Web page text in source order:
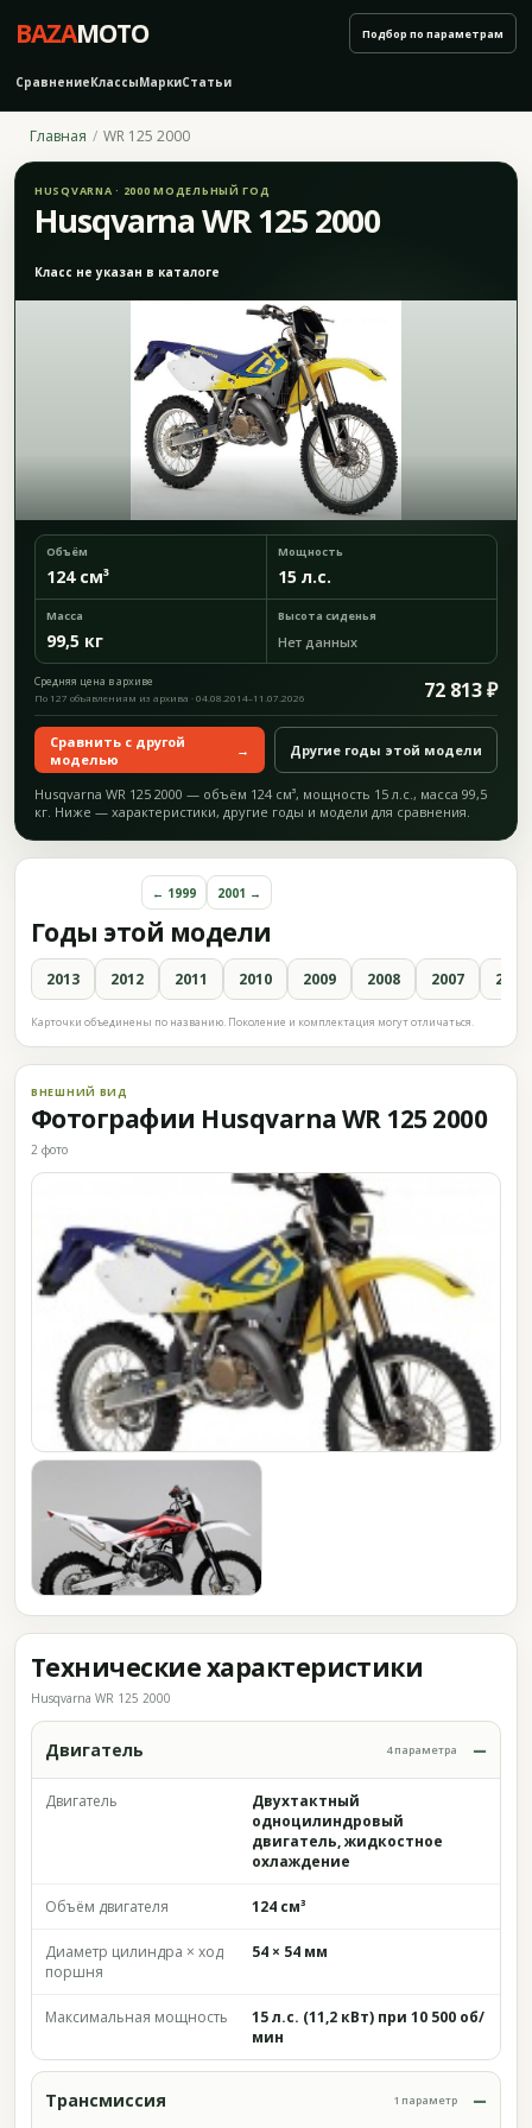
BAZAMOTO
СравнениеКлассыМаркиСтатьи
Подбор по параметрам
Главная WR 125 2000
HUSQVARNA · 2000 МОДЕЛЬНЫЙ ГОД
Husqvarna WR 125 2000
Класс не указан в каталоге
Объём
124 см³
Мощность
15 л.с.
Масса
99,5 кг
Высота сиденья
Нет данных
Средняя цена в архиве 72 813 ₽
По 127 объявлениям из архива · 04.08.2014–11.07.2026
Сравнить с другой
моделью
→ Другие годы этой модели
Husqvarna WR 125 2000 — объём 124 см³, мощность 15 л.с., масса 99,5
кг. Ниже — характеристики, другие годы и модели для сравнения.
Годы этой модели
← 1999 2001 →
2013 2012 2011 2010 2009 2008 2007 2006
Карточки объединены по названию. Поколение и комплектация могут отличаться.
ВНЕШНИЙ ВИД
Фотографии Husqvarna WR 125 2000
2 фото
Технические характеристики
Husqvarna WR 125 2000
Двигатель 4 параметра
Двигатель
Двухтактный
одноцилиндровый
двигатель, жидкостное
охлаждение
Объём двигателя 124 см³
Диаметр цилиндра × ход
поршня
54 × 54 мм
Максимальная мощность
15 л.с. (11,2 кВт) при 10 500 об/
мин
Трансмиссия 1 параметр